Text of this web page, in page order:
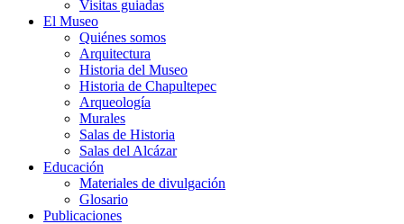
Visitas guiadas
El Museo
Quiénes somos
Arquitectura
Historia del Museo
Historia de Chapultepec
Arqueología
Murales
Salas de Historia
Salas del Alcázar
Educación
Materiales de divulgación
Glosario
Publicaciones